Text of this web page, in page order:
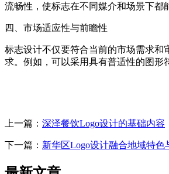
流畅性，使标志在不同媒介和场景下都
四、市场适应性与前瞻性
标志设计不仅要符合当前的市场需求
求。例如，可以采用具有普适性的图形
上一篇： 深泽餐饮Logo设计的基础内容
下一篇： 新华区Logo设计融合地域特色